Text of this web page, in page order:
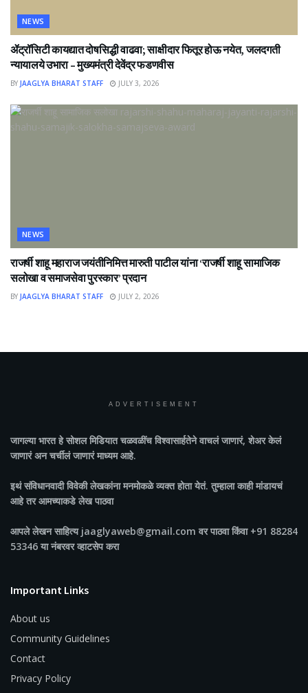
NEWS
ॲट्रॉसिटी कायद्यात दोषसिद्धी वाढवा; साक्षीदार फितूर होऊ नयेत, जलदगती
न्यायालये उभारा – मुख्यमंत्री देवेंद्र फडणवीस
BY JAAGLYA BHARAT STAFF JULY 3, 2026
NEWS
राजर्षी शाहू महाराज जयंतीनिमित्त मारुती पाटील यांना ‘राजर्षी शाहू सामाजिक
सलोखा व समाजसेवा पुरस्कार’ प्रदान
BY JAAGLYA BHARAT STAFF JULY 2, 2026
ADVERTISEMENT
जागल्या भारतहे सोशल मिडियात चळवळींच विश्वासार्हतेने वाचलं जाणारं, शेअर केलं
जाणारं अन चर्चीलं जाणारं माध्यम आहे.
इथं संविधानवादी विवेकी लेखकांना मनमोकळे व्यक्त होता येतं. तुम्हाला काही मांडायचं
आहे तर आमच्याकडे लेख पाठवा
आपले लेखन साहित्य jaaglyaweb@gmail.com वर पाठवा किंवा +91 88284
53346 या नंबरवर व्हाटसेप करा
Important Links
About us
Community Guidelines
Contact
Privacy Policy